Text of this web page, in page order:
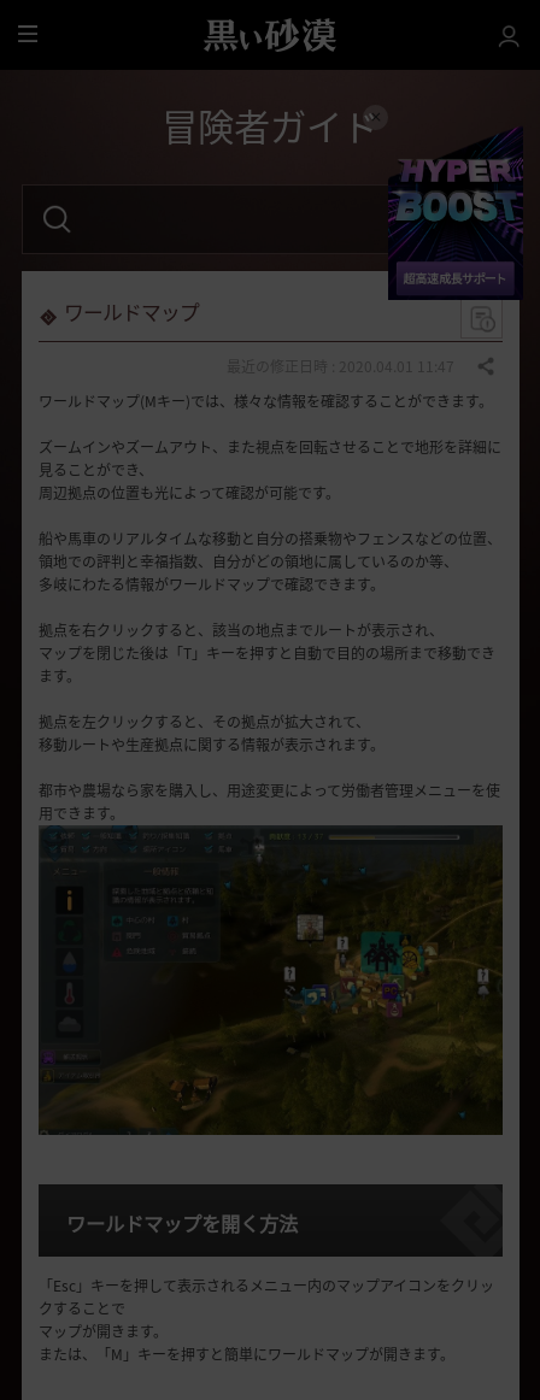
全
冒険者ガイド
句
を
ワールドマップ
共有する
ワールドマップ(Mキー)では、様々な情報を確認することができます。
ズームインやズームアウト、また視点を回転させることで地形を詳細に
見ることができ、
周辺拠点の位置も光によって確認が可能です。
船や馬車のリアルタイムな移動と自分の搭乗物やフェンスなどの位置、
領地での評判と幸福指数、自分がどの領地に属しているのか等、
多岐にわたる情報がワールドマップで確認できます。
拠点を右クリックすると、該当の地点までルートが表示され、
マップを閉じた後は「T」キーを押すと自動で目的の場所まで移動でき
ます。
拠点を左クリックすると、その拠点が拡大されて、
移動ルートや生産拠点に関する情報が表示されます。
都市や農場なら家を購入し、用途変更によって労働者管理メニューを使
用できます。
ワールドマップを開く方法
「Esc」キーを押して表示されるメニュー内のマップアイコンをクリッ
クすることで
マップが開きます。
または、「M」キーを押すと簡単にワールドマップが開きます。